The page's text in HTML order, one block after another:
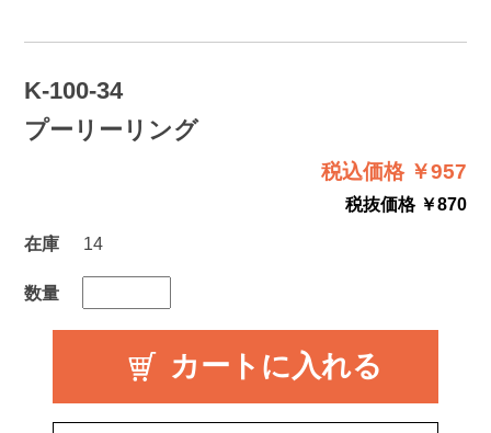
K-100-34
プーリーリング
税込価格 ￥957
税抜価格 ￥870
在庫
14
数量